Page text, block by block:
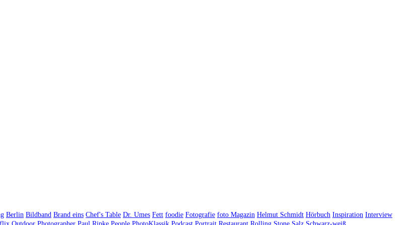
Berlin Bildband Brand eins Chef's Table Dr. Umes Fett foodie Fotografie foto Magazin Helmut Schmidt Hörbuch Inspiration Interview